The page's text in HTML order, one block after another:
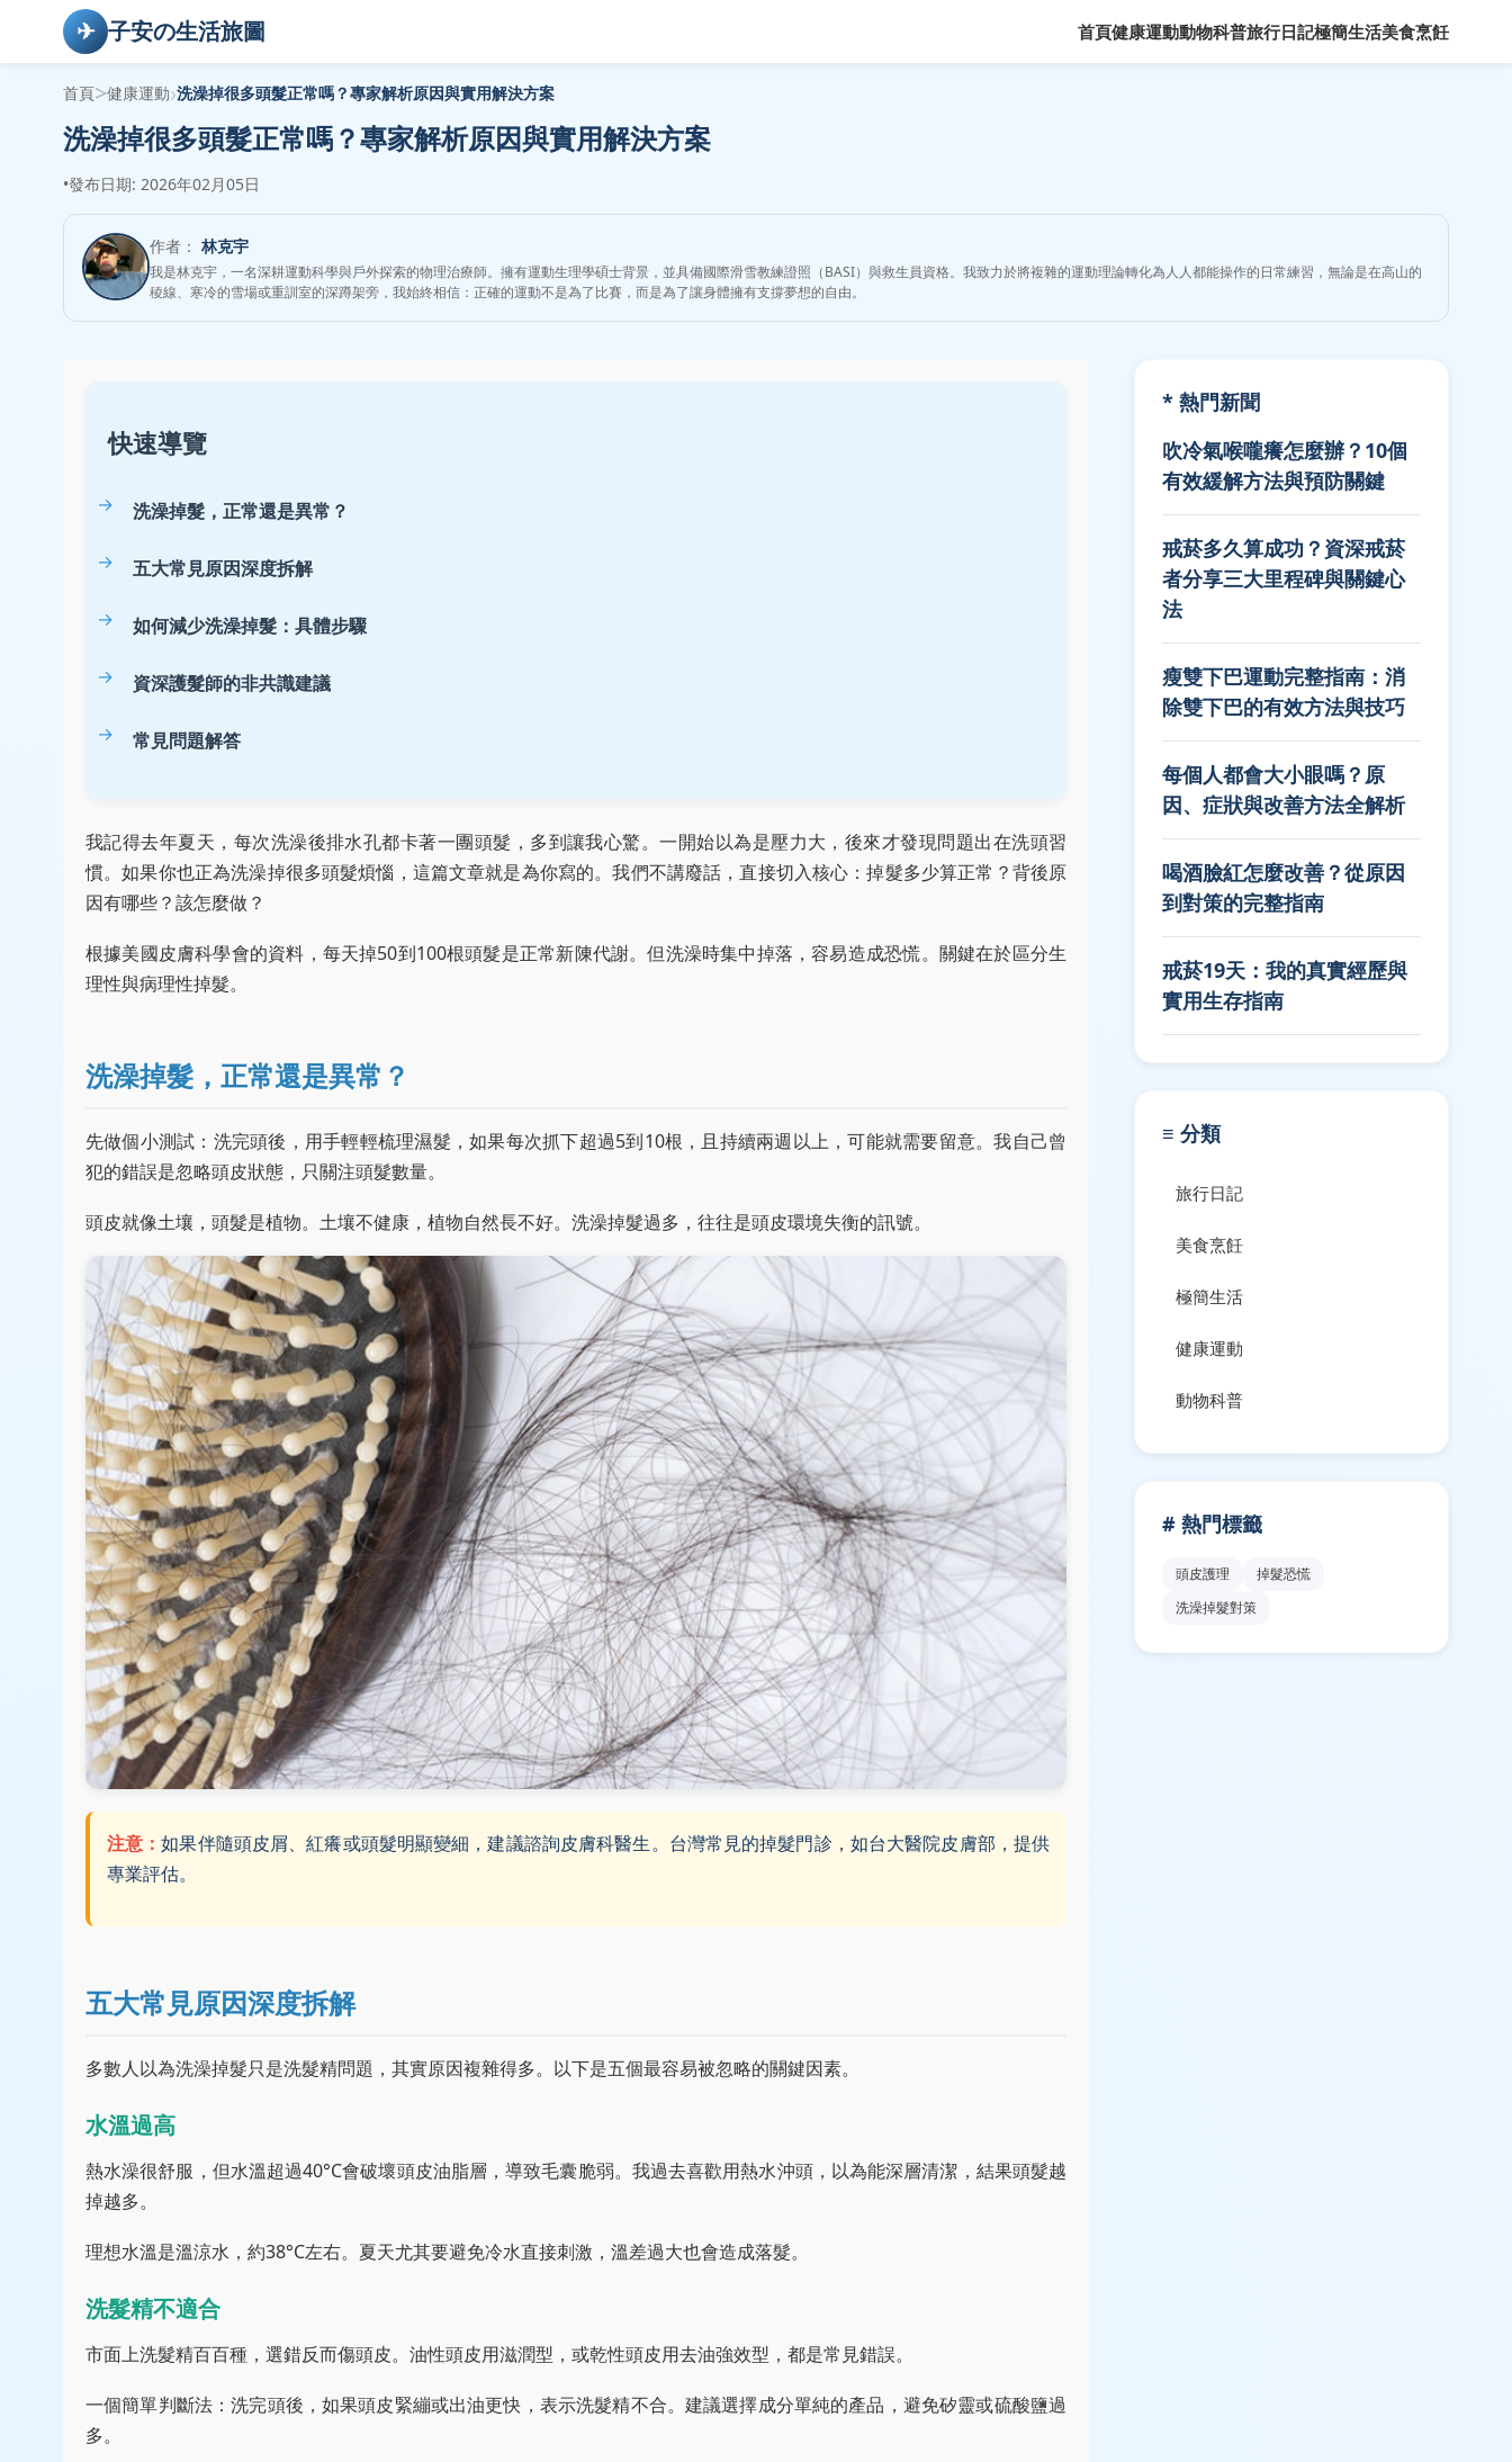
✈ 子安の生活旅圖 首頁健康運動動物科普旅行日記極簡生活美食烹飪
首頁>健康運動›洗澡掉很多頭髮正常嗎？專家解析原因與實用解決方案
洗澡掉很多頭髮正常嗎？專家解析原因與實用解決方案
•發布日期: 2026年02月05日
作者： 林克宇
我是林克宇，一名深耕運動科學與戶外探索的物理治療師。擁有運動生理學碩士背景，並具備國際滑雪教練證照（BASI）與救生員資格。我致力於將複雜的運動理論轉化為人人都能操作的日常練習，無論是在高山的
稜線、寒冷的雪場或重訓室的深蹲架旁，我始終相信：正確的運動不是為了比賽，而是為了讓身體擁有支撐夢想的自由。
快速導覽
洗澡掉髮，正常還是異常？
五大常見原因深度拆解
如何減少洗澡掉髮：具體步驟
資深護髮師的非共識建議
常見問題解答
我記得去年夏天，每次洗澡後排水孔都卡著一團頭髮，多到讓我心驚。一開始以為是壓力大，後來才發現問題出在洗頭習
慣。如果你也正為洗澡掉很多頭髮煩惱，這篇文章就是為你寫的。我們不講廢話，直接切入核心：掉髮多少算正常？背後原
因有哪些？該怎麼做？
根據美國皮膚科學會的資料，每天掉50到100根頭髮是正常新陳代謝。但洗澡時集中掉落，容易造成恐慌。關鍵在於區分生
理性與病理性掉髮。
洗澡掉髮，正常還是異常？
先做個小測試：洗完頭後，用手輕輕梳理濕髮，如果每次抓下超過5到10根，且持續兩週以上，可能就需要留意。我自己曾
犯的錯誤是忽略頭皮狀態，只關注頭髮數量。
頭皮就像土壤，頭髮是植物。土壤不健康，植物自然長不好。洗澡掉髮過多，往往是頭皮環境失衡的訊號。
注意：如果伴隨頭皮屑、紅癢或頭髮明顯變細，建議諮詢皮膚科醫生。台灣常見的掉髮門診，如台大醫院皮膚部，提供
專業評估。
五大常見原因深度拆解
多數人以為洗澡掉髮只是洗髮精問題，其實原因複雜得多。以下是五個最容易被忽略的關鍵因素。
水溫過高
熱水澡很舒服，但水溫超過40°C會破壞頭皮油脂層，導致毛囊脆弱。我過去喜歡用熱水沖頭，以為能深層清潔，結果頭髮越
掉越多。
理想水溫是溫涼水，約38°C左右。夏天尤其要避免冷水直接刺激，溫差過大也會造成落髮。
洗髮精不適合
市面上洗髮精百百種，選錯反而傷頭皮。油性頭皮用滋潤型，或乾性頭皮用去油強效型，都是常見錯誤。
一個簡單判斷法：洗完頭後，如果頭皮緊繃或出油更快，表示洗髮精不合。建議選擇成分單純的產品，避免矽靈或硫酸鹽過
多。
* 熱門新聞
吹冷氣喉嚨癢怎麼辦？10個
有效緩解方法與預防關鍵
戒菸多久算成功？資深戒菸
者分享三大里程碑與關鍵心
法
瘦雙下巴運動完整指南：消
除雙下巴的有效方法與技巧
每個人都會大小眼嗎？原
因、症狀與改善方法全解析
喝酒臉紅怎麼改善？從原因
到對策的完整指南
戒菸19天：我的真實經歷與
實用生存指南
≡ 分類
旅行日記
美食烹飪
極簡生活
健康運動
動物科普
# 熱門標籤
頭皮護理
掉髮恐慌
洗澡掉髮對策